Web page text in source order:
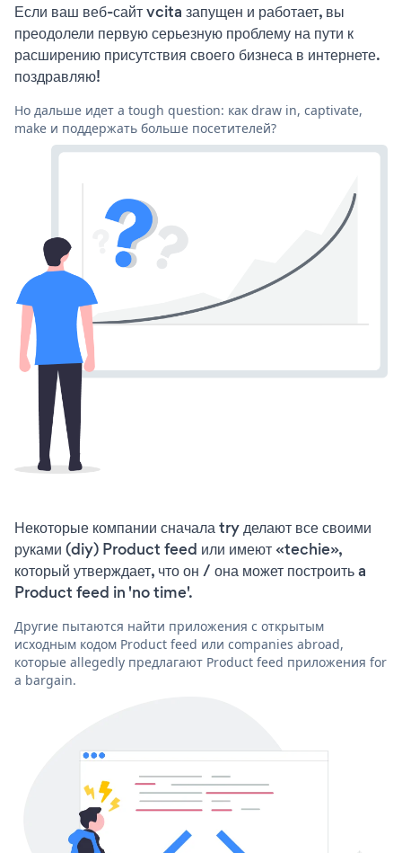
Если ваш веб-сайт vcita запущен и работает, вы
преодолели первую серьезную проблему на пути к
расширению присутствия своего бизнеса в интернете.
поздравляю!
Но дальше идет a tough question: как draw in, captivate,
make и поддержать больше посетителей?
Некоторые компании сначала try делают все своими
руками (diy) Product feed или имеют «techie»,
который утверждает, что он / она может построить a
Product feed in 'no time'.
Другие пытаются найти приложения с открытым
исходным кодом Product feed или companies abroad,
которые allegedly предлагают Product feed приложения for
a bargain.